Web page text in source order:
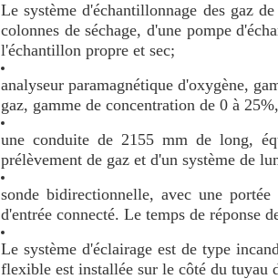
Le système d'échantillonnage des gaz
colonnes de séchage, d'une pompe
l'échantillon propre et sec;
analyseur paramagnétique d'oxygène,
gaz, gamme de concentration de 0 à
une conduite de 2155 mm de long,
prélèvement de gaz et d'un système de
sonde bidirectionnelle, avec une
d'entrée connecté. Le temps de réponse
Le système d'éclairage est de type
flexible est installée sur le côté du tuyau